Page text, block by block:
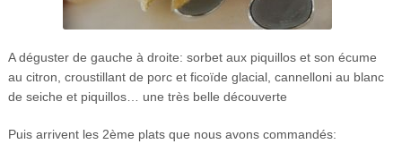
A déguster de gauche à droite: sorbet aux piquillos et son écume
au citron, croustillant de porc et ficoïde glacial, cannelloni au blanc
de seiche et piquillos… une très belle découverte
Puis arrivent les 2ème plats que nous avons commandés: